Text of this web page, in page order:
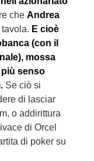
che Andrea
E cioè
(con il
mossa
senso
Se ciò si
di lasciar
o addirittura
di Orcel
di poker su